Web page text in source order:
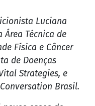
Luciana
Área Técnica de
Física e Câncer
de Doenças
Strategies, e
Brasil.